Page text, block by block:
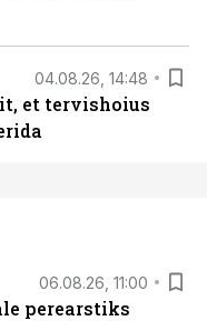
04.08.26, 14:48
et tervishoius
06.08.26, 11:00
perearstiks